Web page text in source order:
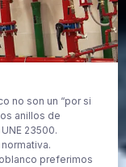
no son un “por si
anillos de
23500.
preferimos